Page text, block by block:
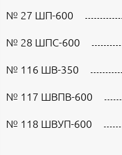
№ 27 ШП-600
№ 28 ШПС-600
№ 116 ШВ-350
№ 117 ШВПВ-600
№ 118 ШВУП-600